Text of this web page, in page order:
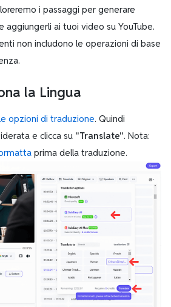
i passaggi per generare
ai tuoi video su YouTube.
non includono le operazioni di base
la Lingua
opzioni di traduzione. Quindi
e clicca su "Translate". Nota:
prima della traduzione.